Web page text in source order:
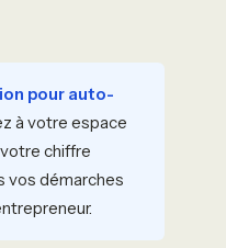
pour auto-
à votre espace
chiffre
vos démarches